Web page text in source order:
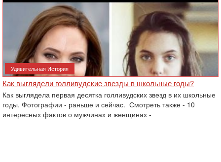
Удивительная История
Как выглядели голливудские звезды в школьные годы?
Как выглядела первая десятка голливудских звезд в их школьные
годы. Фотографии - раньше и сейчас. Смотреть также - 10
интересных фактов о мужчинах и женщинах -